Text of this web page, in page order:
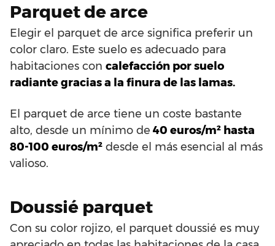
Parquet de arce
Elegir el parquet de arce significa preferir un
color claro. Este suelo es adecuado para
habitaciones con calefacción por suelo
radiante gracias a la finura de las lamas.
El parquet de arce tiene un coste bastante
alto, desde un mínimo de 40 euros/m² hasta
80-100 euros/m² desde el más esencial al más
valioso.
Doussié parquet
Con su color rojizo, el parquet doussié es muy